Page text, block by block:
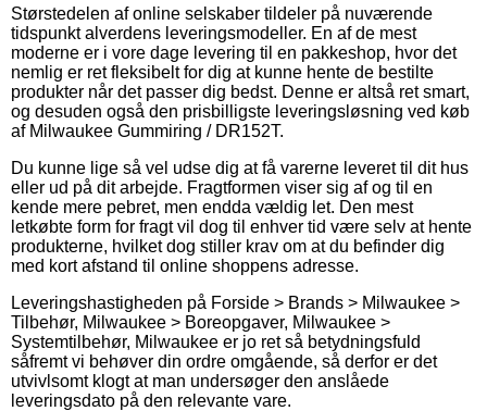
Størstedelen af online selskaber tildeler på nuværende
tidspunkt alverdens leveringsmodeller. En af de mest
moderne er i vore dage levering til en pakkeshop, hvor det
nemlig er ret fleksibelt for dig at kunne hente de bestilte
produkter når det passer dig bedst. Denne er altså ret smart,
og desuden også den prisbilligste leveringsløsning ved køb
af Milwaukee Gummiring / DR152T.
Du kunne lige så vel udse dig at få varerne leveret til dit hus
eller ud på dit arbejde. Fragtformen viser sig af og til en
kende mere pebret, men endda vældig let. Den mest
letkøbte form for fragt vil dog til enhver tid være selv at hente
produkterne, hvilket dog stiller krav om at du befinder dig
med kort afstand til online shoppens adresse.
Leveringshastigheden på Forside > Brands > Milwaukee >
Tilbehør, Milwaukee > Boreopgaver, Milwaukee >
Systemtilbehør, Milwaukee er jo ret så betydningsfuld
såfremt vi behøver din ordre omgående, så derfor er det
utvivlsomt klogt at man undersøger den anslåede
leveringsdato på den relevante vare.